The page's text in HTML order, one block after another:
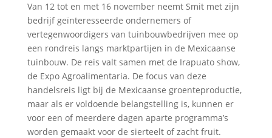
Van 12 tot en met 16 november neemt Smit met zijn
bedrijf geïnteresseerde ondernemers of
vertegenwoordigers van tuinbouwbedrijven mee op
een rondreis langs marktpartijen in de Mexicaanse
tuinbouw. De reis valt samen met de Irapuato show,
de Expo Agroalimentaria. De focus van deze
handelsreis ligt bij de Mexicaanse groenteproductie,
maar als er voldoende belangstelling is, kunnen er
voor een of meerdere dagen aparte programma’s
worden gemaakt voor de sierteelt of zacht fruit.